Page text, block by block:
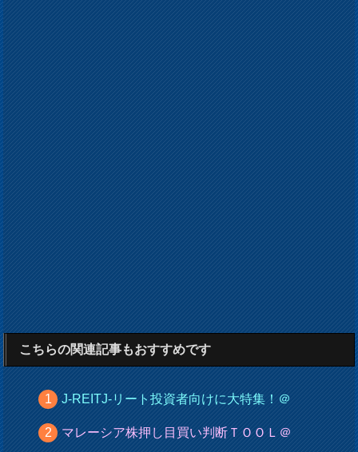
こちらの関連記事もおすすめです
J-REITJ-リート投資者向けに大特集！＠
マレーシア株押し目買い判断ＴＯＯＬ＠